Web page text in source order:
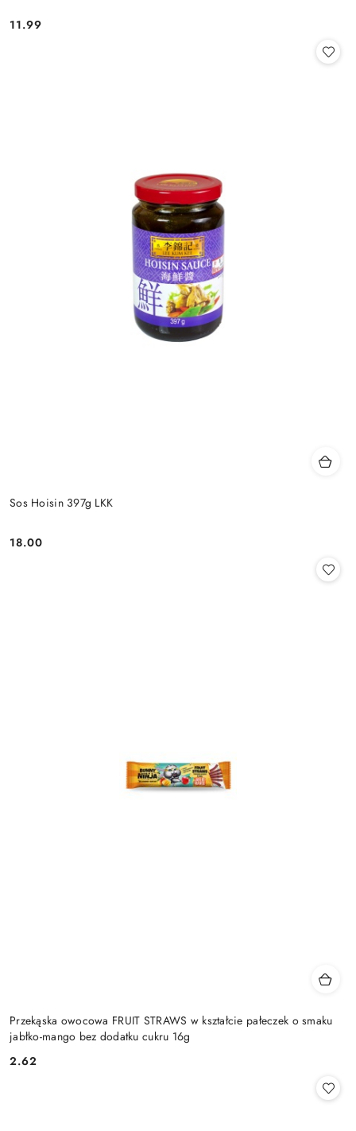
Cena:
11.99
Sos Hoisin 397g LKK
Cena:
18.00
Przekąska owocowa FRUIT STRAWS w kształcie pałeczek o smaku
jabłko-mango bez dodatku cukru 16g
Cena:
2.62